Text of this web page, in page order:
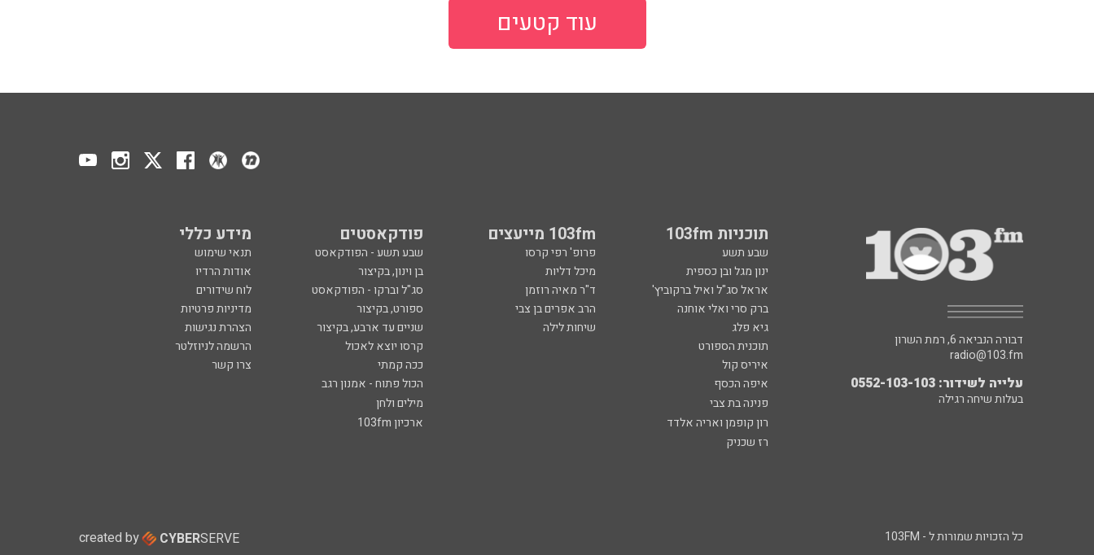
עוד קטעים
תוכניות 103fm 103fm מייעצים פודקאסטים מידע כללי
שבע תשע פרופ' רפי קרסו שבע תשע - הפודקאסט
תנאי שימוש
ינון מגל ובן כספית
מיכל דליות בן וינון, בקיצור
אודות הרדיו
אראל סג"ל ואיל ברקוביץ'
ד"ר מאיה רוזמן סג"ל וברקו - הפודקאסט
לוח שידורים
ברק סרי ואלי אוחנה
הרב אפרים בן צבי ספורט, בקיצור
מדיניות פרטיות
גיא פלג
שיחות לילה שניים עד ארבע, בקיצור
הצהרת נגישות
תוכנית הספורט
קרסו יוצא לאכול
הרשמה לניוזלטר
איריס קול
ככה קמתי
צרו קשר
איפה הכסף
הכול פתוח - אמנון רגב
פנינה בת צבי
מילים ולחן
רון קופמן ואריה אלדד
ארכיון 103fm
רז שכניק
דבורה הנביאה 6, רמת השרון
radio@103.fm
עלייה לשידור: 0552-103-103
בעלות שיחה רגילה
כל הזכויות שמורות ל - 103FM created by CYBERSERVE